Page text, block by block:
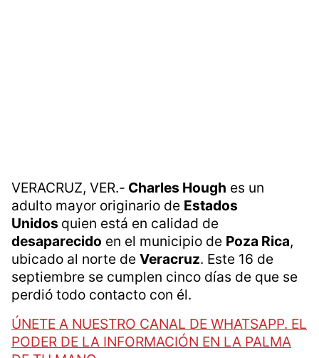
VERACRUZ, VER.- Charles Hough es un
adulto mayor originario de Estados
Unidos quien está en calidad de
desaparecido en el municipio de Poza Rica,
ubicado al norte de Veracruz. Este 16 de
septiembre se cumplen cinco días de que se
perdió todo contacto con él.
ÚNETE A NUESTRO CANAL DE WHATSAPP. EL
PODER DE LA INFORMACIÓN EN LA PALMA